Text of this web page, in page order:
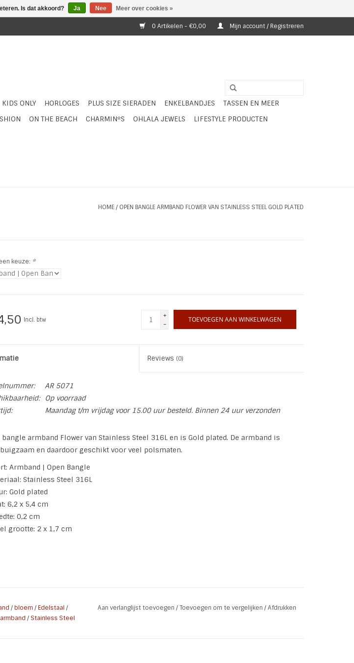
0 Artikelen - €0,00 Mijn account / Registreren
KIDS ONLY HORLOGES PLUS SIZE SIERADEN ENKELBANDJES
TASSEN EN MEER
ON THE BEACH CHARMIN*S OHLALA JEWELS
LIFESTYLE PRODUCTEN
HOME/ OPEN BANGLE ARMBAND FLOWER VAN STAINLESS STEEL GOLD PLATED
keuze: *
Incl. btw
+
-
TOEVOEGEN AAN WINKELWAGEN
Reviews (0)
AR 5071
Op voorraad
Maandag t/m vrijdag voor 15.00 uur besteld. Binnen 24 uur verzonden
bangle armband Flower van Stainless Steel 316L en is Gold plated. De armband is
en daardoor geschikt voor veel polsmaten.
Armband | Open Bangle
Stainless Steel 316L
Gold plated
6,2 x 5,4 cm
0,2 cm
grootte: 2 x 1,7 cm
/bloem /Edelstaal /
/ Stainless Steel
Aan verlanglijst toevoegen /Toevoegen om te vergelijken /Afdrukken
Is dat akkoord? Ja Nee Meer over cookies »